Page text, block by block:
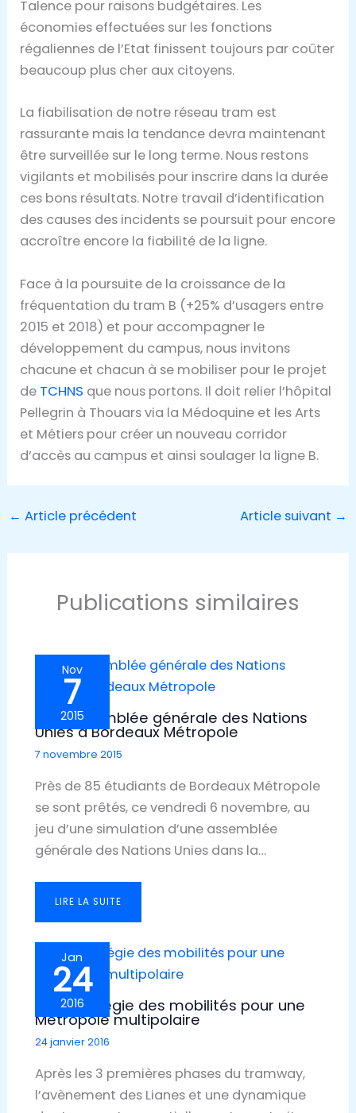
Talence pour raisons budgétaires. Les
économies effectuées sur les fonctions
régaliennes de l’Etat finissent toujours par coûter
beaucoup plus cher aux citoyens.
La fiabilisation de notre réseau tram est
rassurante mais la tendance devra maintenant
être surveillée sur le long terme. Nous restons
vigilants et mobilisés pour inscrire dans la durée
ces bons résultats. Notre travail d’identification
des causes des incidents se poursuit pour encore
accroître encore la fiabilité de la ligne.
Face à la poursuite de la croissance de la
fréquentation du tram B (+25% d’usagers entre
2015 et 2018) et pour accompagner le
développement du campus, nous invitons
chacune et chacun à se mobiliser pour le projet
de TCHNS que nous portons. Il doit relier l’hôpital
Pellegrin à Thouars via la Médoquine et les Arts
et Métiers pour créer un nouveau corridor
d’accès au campus et ainsi soulager la ligne B.
← Article précédent Article suivant →
Publications similaires
Nov
7
2015
Une assemblée générale des Nations
Unies à Bordeaux Métropole
7 novembre 2015
Près de 85 étudiants de Bordeaux Métropole
se sont prêtés, ce vendredi 6 novembre, au
jeu d’une simulation d’une assemblée
générale des Nations Unies dans la…
LIRE LA SUITE
Jan
24
2016
Une stratégie des mobilités pour une
Métropole multipolaire
24 janvier 2016
Après les 3 premières phases du tramway,
l’avènement des Lianes et une dynamique